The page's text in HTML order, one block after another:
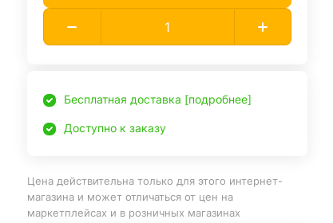
Бесплатная доставка [подробнее]
Доступно к заказу
Цена действительна только для этого интернет-
магазина и может отличаться от цен на
маркетплейсах и в розничных магазинах